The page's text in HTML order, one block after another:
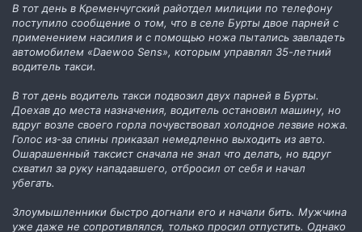
В тот день в Кременчугский райотдел милиции по телефону
поступило сообщение о том, что в селе Бурты двое парней с
применением насилия и с помощью ножа пытались завладеть
автомобилем «Daewoo Sens», которым управлял 35-летний
водитель такси.
В тот день водитель такси подвозил двух парней в Бурты.
Доехав до места назначения, водитель остановил машину, но
вдруг возле своего горла почувствовал холодное лезвие ножа.
Голос из-за спины приказал немедленно выходить из авто.
Ошарашенный таксист сначала не знал что делать, но вдруг
схватил за руку нападавшего, отбросил от себя и начал
убегать.
Злоумышленники быстро догнали его и начали бить. Мужчина
уже даже не сопротивлялся, только просил отпустить. Однако